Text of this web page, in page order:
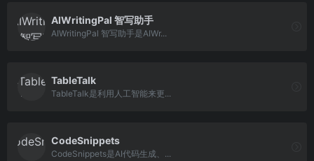
AIWritingPal 智写助手
AIWritingPal 智写助手是AIWr...
TableTalk
TableTalk是利用人工智能来更...
CodeSnippets
CodeSnippets是AI代码生成、...